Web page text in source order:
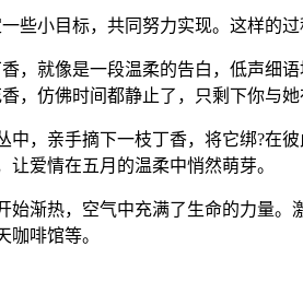
些小目标，共同努力实现。这样的
，就像是一段温柔的告白，低声细
，仿佛时间都静止了，只剩下你与
，亲手摘下一枝丁香，将它绑?在
爱情在五月的温柔中悄然萌芽。
渐热，空气中充满了生命的力量
啡馆等。